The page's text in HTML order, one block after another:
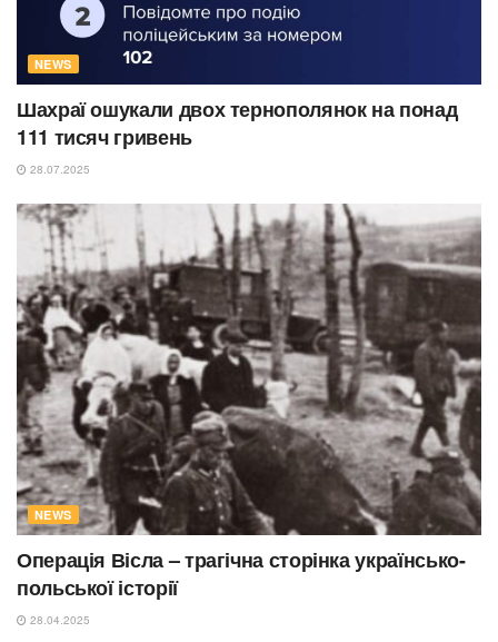
NEWS
Шахраї ошукали двох тернополянок на понад
111 тисяч гривень
28.07.2025
NEWS
Операція Вісла – трагічна сторінка українсько-
польської історії
28.04.2025